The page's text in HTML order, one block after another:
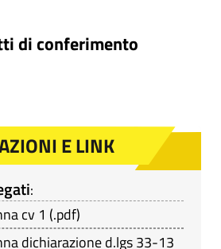
di conferimento
E LINK
:
cv 1 (.pdf)
dichiarazione d.lgs 33-13